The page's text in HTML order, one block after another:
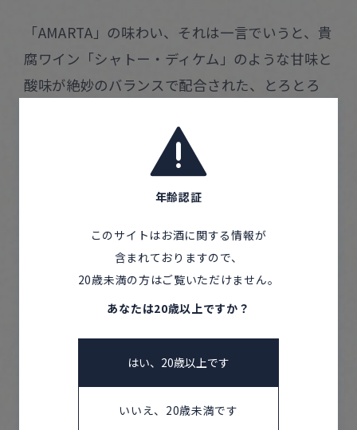
「AMARTA」の味わい、それは一言でいうと、貴
腐ワイン「シャトー・ディケム」のような甘味と
酸味が絶妙のバランスで配合された、とろとろ
この酒を作り上げるには、日本酒でよく「最
上」いわれる「純米吟醸」「純米大吟醸」などの
規定枠にははまらない酒をつくることになりま
一般的に規定は、日本酒をわかりやすくするた
めのものですが、吉野で、美吉野醸造が自然の中
定は日本酒の味わいやスタイルを理解するには
ガイドとして便利ではあるが、それが良酒という
年齢認証
このサイトはお酒に関する情報が
含まれておりますので、
20歳未満の方はご覧いただけません。
あなたは20歳以上ですか？
はい、20歳以上です
いいえ、20歳未満です